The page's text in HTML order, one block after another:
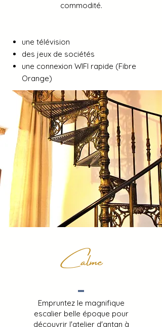
commodité.
une télévision
des jeux de sociétés
une connexion WIFI rapide (Fibre
Orange)
Calme
Empruntez le magnifique
escalier belle époque pour
découvrir l'atelier d'antan à